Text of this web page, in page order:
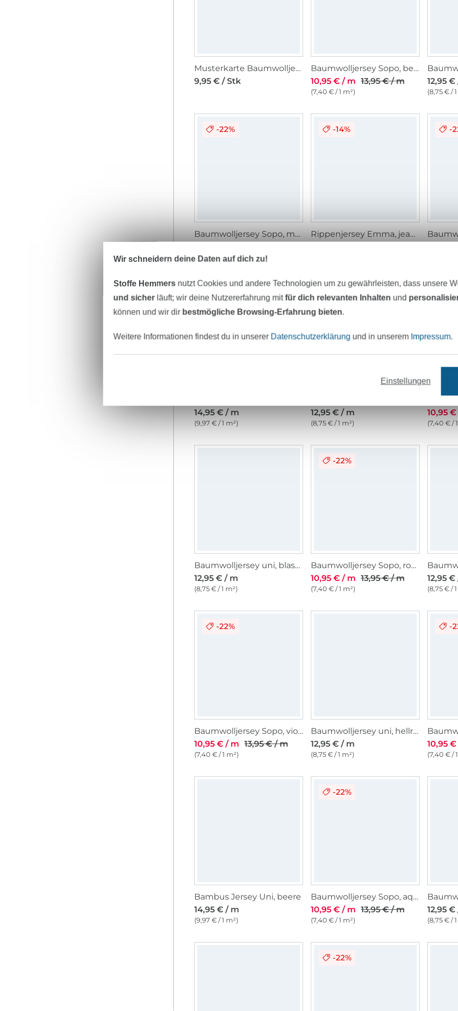
Musterkarte Baumwolljersey
9,95 € / Stk
Baumwolljersey Sopo, beige
10,95 € / m 13,95 € / m
(7,40 € / 1 m²)
12,95
(8,75 € /
-22%
Baumwolljersey Sopo, marine
(7,40 € / 1 m²)
-14%
Rippenjersey Emma, jeansblau
-
14,95 € / m
(9,97 € / 1 m²)
12,95 € / m
(8,75 € / 1 m²)
-
10,95
(7,40 € /
Baumwolljersey uni, blassgrün
12,95 € / m
(8,75 € / 1 m²)
-22%
Baumwolljersey Sopo, royalblau
10,95 € / m 13,95 € / m
(7,40 € / 1 m²)
12,95
(8,75 € /
-22%
Baumwolljersey Sopo, violett
10,95 € / m 13,95 € / m
(7,40 € / 1 m²)
Baumwolljersey uni, hellrosa
12,95 € / m
(8,75 € / 1 m²)
-
10,95
(7,40 € /
Bambus Jersey Uni, beere
14,95 € / m
(9,97 € / 1 m²)
-22%
Baumwolljersey Sopo, aquablau
10,95 € / m 13,95 € / m
(7,40 € / 1 m²)
12,95
(8,75 € /
-22%
Wir schneidern deine Daten auf dich zu!
Stoffe Hemmers nutzt Cookies und andere Technologien um zu gewährleisten, dass unsere
und sicherläuft; wir deine Nutzererfahrung mitfür dich relevanten Inhalten und
können und wir dir bestmögliche Browsing-Erfahrung bieten.
Weitere Informationen findest du in unserer Datenschutzerklärung und in unserem Impressum.
Einstellungen